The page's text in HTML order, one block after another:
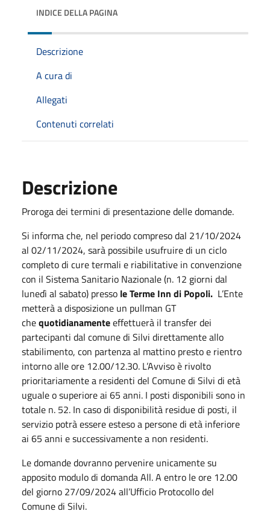
INDICE DELLA PAGINA
Descrizione
A cura di
Allegati
Contenuti correlati
Descrizione
Proroga dei termini di presentazione delle domande.
Si informa che, nel periodo compreso dal 21/10/2024
al 02/11/2024, sarà possibile usufruire di un ciclo
completo di cure termali e riabilitative in convenzione
con il Sistema Sanitario Nazionale (n. 12 giorni dal
lunedì al sabato) presso le Terme Inn di Popoli. L’Ente
metterà a disposizione un pullman GT
chequotidianamenteeffettuerà il transfer dei
partecipanti dal comune di Silvi direttamente allo
stabilimento, con partenza al mattino presto e rientro
intorno alle ore 12.00/12.30. L’Avviso è rivolto
prioritariamente a residenti del Comune di Silvi di età
uguale o superiore ai 65 anni. I posti disponibili sono in
totale n. 52. In caso di disponibilità residue di posti, il
servizio potrà essere esteso a persone di età inferiore
ai 65 anni e successivamente a non residenti.
Le domande dovranno pervenire unicamente su
apposito modulo di domanda All. A entro le ore 12.00
del giorno 27/09/2024 all’Ufficio Protocollo del
Comune di Silvi.